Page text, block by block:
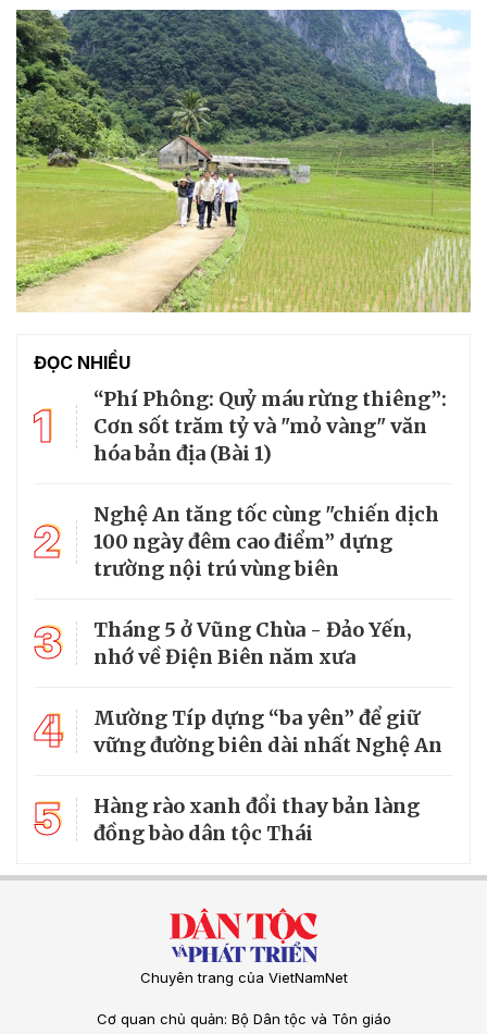
ĐỌC NHIỀU
1
“Phí Phông: Quỷ máu rừng thiêng”:
Cơn sốt trăm tỷ và "mỏ vàng" văn
hóa bản địa (Bài 1)
2
Nghệ An tăng tốc cùng "chiến dịch
100 ngày đêm cao điểm” dựng
trường nội trú vùng biên
3
Tháng 5 ở Vũng Chùa - Đảo Yến,
nhớ về Điện Biên năm xưa
4
Mường Típ dựng “ba yên” để giữ
vững đường biên dài nhất Nghệ An
5
Hàng rào xanh đổi thay bản làng
đồng bào dân tộc Thái
Chuyên trang của VietNamNet
Cơ quan chủ quản: Bộ Dân tộc và Tôn giáo